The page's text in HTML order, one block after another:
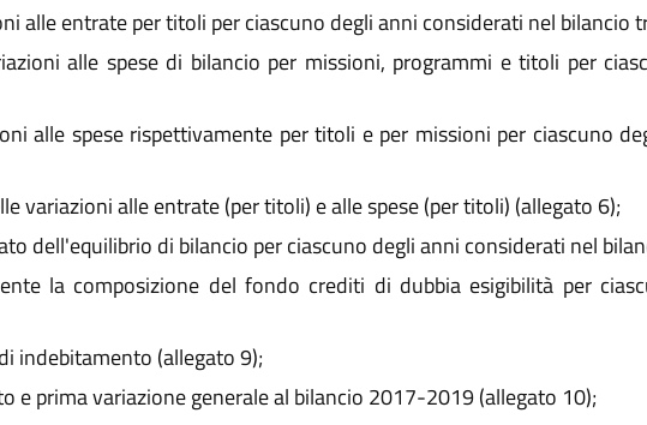
alle entrate per titoli per ciascuno degli anni considerati nel bilancio
alle spese di bilancio per missioni, programmi e titoli per
alle spese rispettivamente per titoli e per missioni per ciascuno
variazioni alle entrate (per titoli) e alle spese (per titoli) (allegato 6);
dell'equilibrio di bilancio per ciascuno degli anni considerati nel
la composizione del fondo crediti di dubbia esigibilità per
indebitamento (allegato 9);
e prima variazione generale al bilancio 2017-2019 (allegato 10);